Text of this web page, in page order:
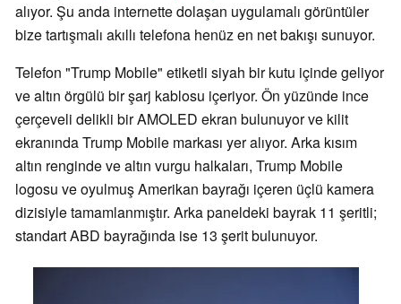
alıyor. Şu anda internette dolaşan uygulamalı görüntüler
bize tartışmalı akıllı telefona henüz en net bakışı sunuyor.
Telefon "Trump Mobile" etiketli siyah bir kutu içinde geliyor
ve altın örgülü bir şarj kablosu içeriyor. Ön yüzünde ince
çerçeveli delikli bir AMOLED ekran bulunuyor ve kilit
ekranında Trump Mobile markası yer alıyor. Arka kısım
altın renginde ve altın vurgu halkaları, Trump Mobile
logosu ve oyulmuş Amerikan bayrağı içeren üçlü kamera
dizisiyle tamamlanmıştır. Arka paneldeki bayrak 11 şeritli;
standart ABD bayrağında ise 13 şerit bulunuyor.